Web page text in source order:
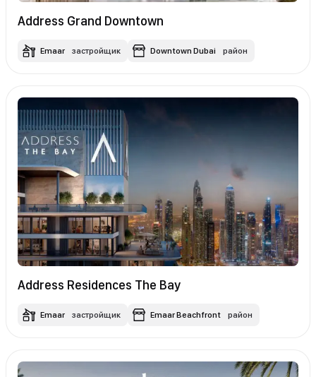
Address Grand Downtown
Emaar застройщик Downtown Dubai район
Address Residences The Bay
Emaar застройщик Emaar Beachfront район